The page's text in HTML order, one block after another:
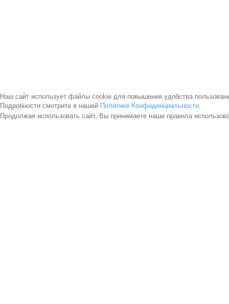
Наш сайт использует файлы cookie для повышения удобства
Подробности смотрите в нашей Политике Конфиденциальности.
Продолжая использовать сайт, Вы принимаете наши правила